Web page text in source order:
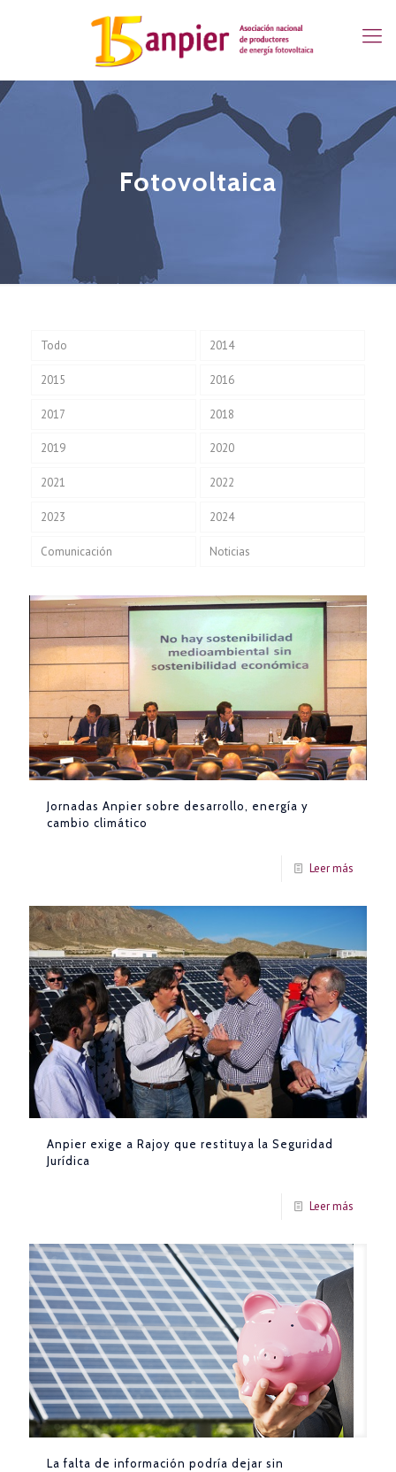
Fotovoltaica
Todo 2014
2015 2016
2017 2018
2019 2020
2021 2022
2023 2024
Comunicación Noticias
Jornadas Anpier sobre desarrollo, energía y
cambio climático
Leer más
Anpier exige a Rajoy que restituya la Seguridad
Jurídica
Leer más
La falta de información podría dejar sin